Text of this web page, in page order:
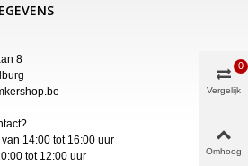
8
14:00 tot 16:00 uur
tot 12:00 uur
Vergelijk
0
Omhoog